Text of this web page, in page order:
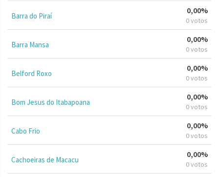
Barra do Piraí
0,00%
0 votos
Barra Mansa
0,00%
0 votos
Belford Roxo
0,00%
0 votos
Bom Jesus do Itabapoana
0,00%
0 votos
Cabo Frio
0,00%
0 votos
Cachoeiras de Macacu
0,00%
0 votos